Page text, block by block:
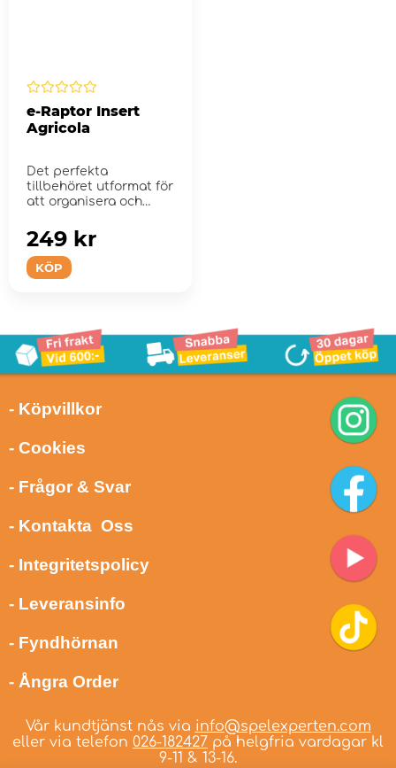
e-Raptor Insert
Agricola
Det perfekta
tillbehöret utformat för
att organisera och
KÖP
249 kr
- Köpvillkor
- Cookies
- Frågor & Svar
- Kontakta Oss
- Integritetspolicy
- Leveransinfo
- Fyndhörnan
- Ångra Order
Vår kundtjänst nås via info@spelexperten.com
eller via telefon 026-182427 på helgfria vardagar kl
9-11 & 13-16.